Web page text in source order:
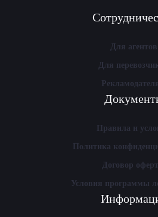
Для агентов
Для
Правила и
Политика
Договор
Условия программы